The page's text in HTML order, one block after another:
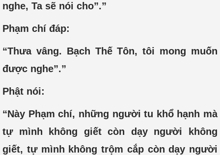
nghe, Ta sẽ nói cho”.”
Phạm chí đáp:
“Thưa vâng. Bạch Thế Tôn, tôi mong muốn
được nghe”.”
Phật nói:
“Này Phạm chí, những người tu khổ hạnh mà
tự mình không giết còn dạy người không
giết, tự mình không trộm cắp còn dạy người